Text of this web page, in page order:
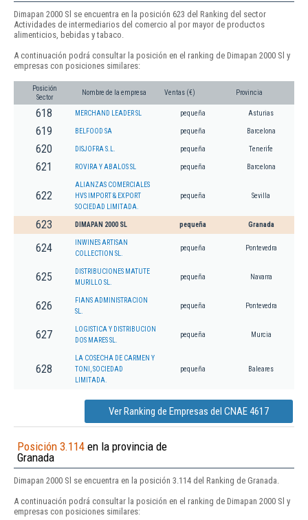
Dimapan 2000 Sl se encuentra en la posición 623 del Ranking del sector
Actividades de intermediarios del comercio al por mayor de productos
alimenticios, bebidas y tabaco.
A continuación podrá consultar la posición en el ranking de Dimapan 2000 Sl y
empresas con posiciones similares:
Posición
Sector
Nombre de la empresa Ventas (€) Provincia
618 MERCHAND LEADER SL pequeña Asturias
619 BELFOOD SA pequeña Barcelona
620 DISJOFRA S.L. pequeña Tenerife
621 ROVIRA Y ABALOS SL pequeña Barcelona
622
ALIANZAS COMERCIALES
HVS IMPORT & EXPORT
SOCIEDAD LIMITADA.
pequeña Sevilla
623 DIMAPAN 2000 SL pequeña Granada
624
INWINES ARTISAN
COLLECTION SL.
pequeña Pontevedra
625
DISTRIBUCIONES MATUTE
MURILLO SL.
pequeña Navarra
626
FIANS ADMINISTRACION
SL.
pequeña Pontevedra
627
LOGISTICA Y DISTRIBUCION
DOS MARES SL.
pequeña Murcia
628
LA COSECHA DE CARMEN Y
TONI, SOCIEDAD
LIMITADA.
pequeña Baleares
Ver Ranking de Empresas del CNAE 4617
Posición 3.114 en la provincia de
Granada
Dimapan 2000 Sl se encuentra en la posición 3.114 del Ranking de Granada.
A continuación podrá consultar la posición en el ranking de Dimapan 2000 Sl y
empresas con posiciones similares: